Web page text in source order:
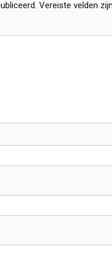
Vereiste velden